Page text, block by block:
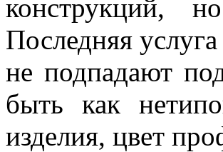
конструкций,
Последняя
не подпадают
быть как
изделия, цвет